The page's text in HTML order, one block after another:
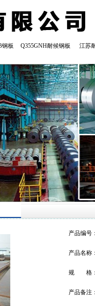
钢板 Q355GNH耐候钢板 江苏
产品编号：
产品名称：
规 格：
产品备注：